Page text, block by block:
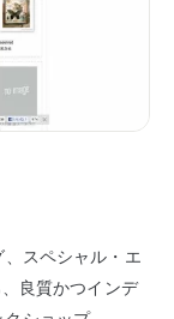
スペシャル・エ
良質かつインデ